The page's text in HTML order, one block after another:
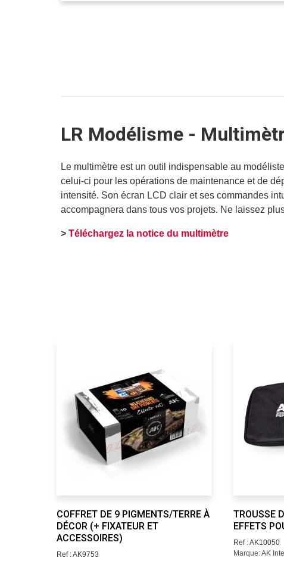
LR Modélisme -
Le multimètre est un outil indispensable au
celui-ci pour les opérations de maintenance et de
intensité. Son écran LCD clair et ses commandes
accompagnera dans tous vos projets. Ne laissez
> Téléchargez la notice du multimètre
COFFRET DE 9 PIGMENTS/TERRE À
DÉCOR (+ FIXATEUR ET
ACCESSOIRES)
Ref : AK9753
TROUSSE
EFFETS
Ref : AK10050
Marque: AK